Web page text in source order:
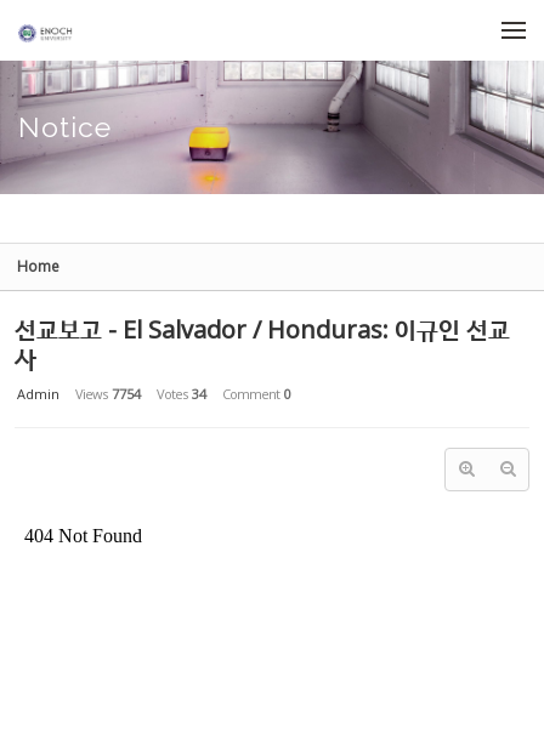
Notice
Home
선교보고 - El Salvador / Honduras: 이규인 선교
사
Admin Views 7754 Votes 34 Comment 0